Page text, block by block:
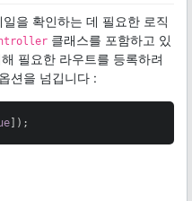
을 확인하는 데 필요한 로직
클래스를 포함하고 있
필요한 라우트를 등록하려
옵션을 넘깁니다 :
]);